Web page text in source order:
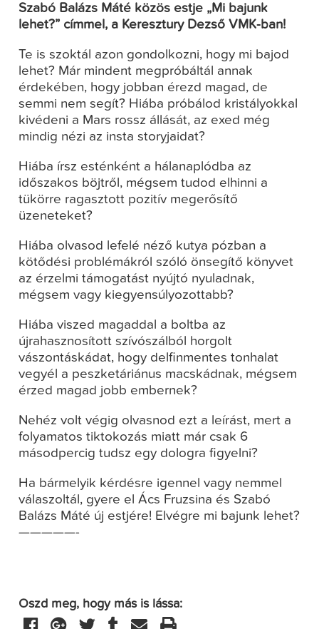
Szabó Balázs Máté közös estje „Mi bajunk
lehet?” címmel, a Keresztury Dezső VMK-ban!
Te is szoktál azon gondolkozni, hogy mi bajod
lehet? Már mindent megpróbáltál annak
érdekében, hogy jobban érezd magad, de
semmi nem segít? Hiába próbálod kristályokkal
kivédeni a Mars rossz állását, az exed még
mindig nézi az insta storyjaidat?
Hiába írsz esténként a hálanaplódba az
időszakos böjtről, mégsem tudod elhinni a
tükörre ragasztott pozitív megerősítő
üzeneteket?
Hiába olvasod lefelé néző kutya pózban a
kötődési problémákról szóló önsegítő könyvet
az érzelmi támogatást nyújtó nyuladnak,
mégsem vagy kiegyensúlyozottabb?
Hiába viszed magaddal a boltba az
újrahasznosított szívószálból horgolt
vászontáskádat, hogy delfinmentes tonhalat
vegyél a peszketáriánus macskádnak, mégsem
érzed magad jobb embernek?
Nehéz volt végig olvasnod ezt a leírást, mert a
folyamatos tiktokozás miatt már csak 6
másodpercig tudsz egy dologra figyelni?
Ha bármelyik kérdésre igennel vagy nemmel
válaszoltál, gyere el Ács Fruzsina és Szabó
Balázs Máté új estjére! Elvégre mi bajunk lehet?
—————-
Oszd meg, hogy más is lássa: